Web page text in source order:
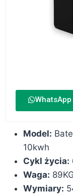
WhatsApp
Model:
10kwh
Cykl życia:
Waga:
Wymiary: